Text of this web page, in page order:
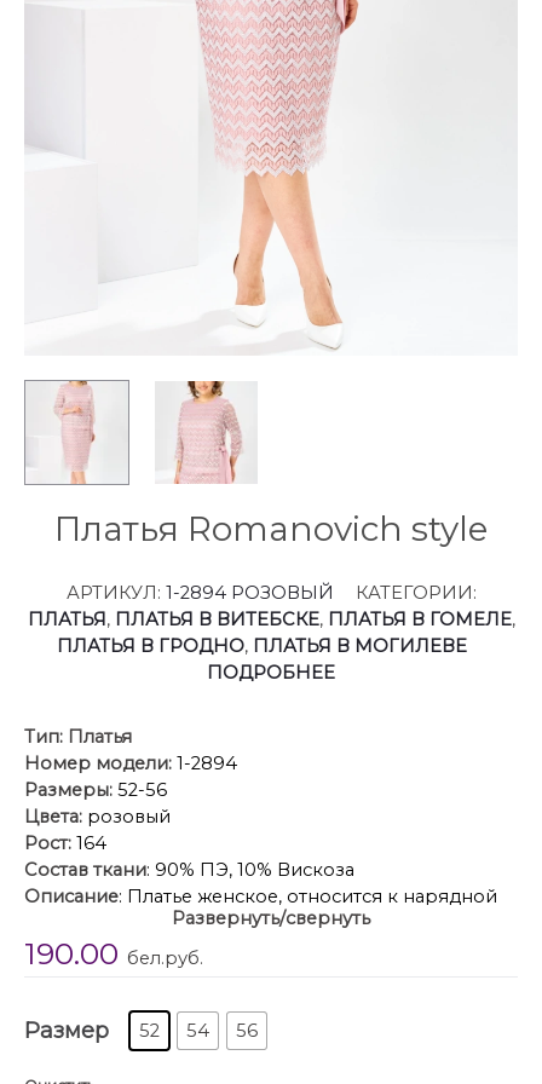
Платья Romanovich style
АРТИКУЛ: 1-2894 РОЗОВЫЙ
КАТЕГОРИИ:
ПЛАТЬЯ, ПЛАТЬЯ В ВИТЕБСКЕ, ПЛАТЬЯ В ГОМЕЛЕ,
ПЛАТЬЯ В ГРОДНО, ПЛАТЬЯ В МОГИЛЕВЕ
ПОДРОБНЕЕ
Тип: Платья
Номер модели: 1-2894
Размеры: 52-56
Цвета: розовый
Рост: 164
Состав ткани: 90% ПЭ, 10% Вискоза
Описание: Платье женское, относится к нарядной
одежде. Платье женское, полу прилегающего
силуэта, длиной ниже колена, отрезное по линии
таллиевыми вытачками, в левую вытачку на уровне
линии талии закреплена одна часть завязки-пояса,
Развернуть/свернуть
190.00 бел.руб.
Размер 52 54 56